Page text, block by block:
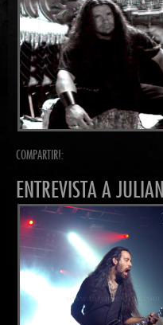
COMPARTIR!:
ENTREVISTA A